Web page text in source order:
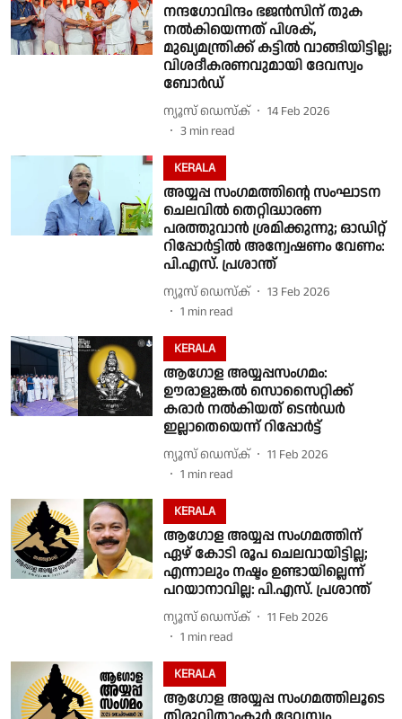
നന്ദഗോവിന്ദം ഭജൻസിന് തുക
നൽകിയെന്നത് പിശക്,
മുഖ്യമന്ത്രിക്ക് കട്ടിൽ വാങ്ങിയിട്ടില്ല;
വിശദീകരണവുമായി ദേവസ്വം
ബോർഡ്
ന്യൂസ് ഡെസ്ക്
14 Feb 2026
3 min read
KERALA
അയ്യപ്പ സംഗമത്തിൻ്റെ സംഘാടന
ചെലവിൽ തെറ്റിദ്ധാരണ
പരത്തുവാൻ ശ്രമിക്കുന്നു; ഓഡിറ്റ്
റിപ്പോർട്ടിൽ അന്വേഷണം വേണം:
പി.എസ്. പ്രശാന്ത്
ന്യൂസ് ഡെസ്ക്
13 Feb 2026
1 min read
KERALA
ആഗോള അയ്യപ്പസംഗമം:
ഊരാളുങ്കൽ സൊസൈറ്റിക്ക്
കരാർ നൽകിയത് ടെൻഡർ
ഇല്ലാതെയെന്ന് റിപ്പോർട്ട്
ന്യൂസ് ഡെസ്ക്
11 Feb 2026
1 min read
KERALA
ആഗോള അയ്യപ്പ സംഗമത്തിന്
ഏഴ് കോടി രൂപ ചെലവായിട്ടില്ല;
എന്നാലും നഷ്ടം ഉണ്ടായില്ലെന്ന്
പറയാനാവില്ല: പി.എസ്. പ്രശാന്ത്
ന്യൂസ് ഡെസ്ക്
11 Feb 2026
1 min read
KERALA
ആഗോള അയ്യപ്പ സംഗമത്തിലൂടെ